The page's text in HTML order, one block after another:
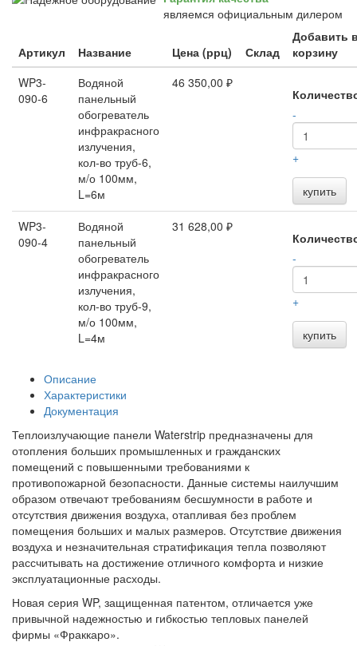
являемся официальным дилером
Артикул Название Цена (ррц) Склад
Добавить
корзину
WP3-
090-6
Водяной
панельный
обогреватель
инфракрасного
излучения,
кол-во труб-6,
м/о 100мм,
L=6м
46 350,00 ₽
-
+
купить
WP3-
090-4
Водяной
панельный
обогреватель
инфракрасного
излучения,
кол-во труб-9,
м/о 100мм,
L=4м
31 628,00 ₽
-
+
купить
Описание
Характеристики
Документация
Теплоизлучающие панели Waterstrip предназначены для
отопления больших промышленных и гражданских
помещений с повышенными требованиями к
противопожарной безопасности. Данные системы наилучшим
образом отвечают требованиям бесшумности в работе и
отсутствия движения воздуха, отапливая без проблем
помещения больших и малых размеров. Отсутствие движения
воздуха и незначительная стратификация тепла позволяют
рассчитывать на достижение отличного комфорта и низкие
эксплуатационные расходы.
Новая серия WP, защищенная патентом, отличается уже
привычной надежностью и гибкостью тепловых панелей
фирмы «Фраккаро».